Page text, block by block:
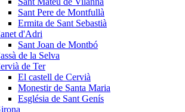
Sant Pere de Montfullà
Ermita de Sant Sebastià
d'Adri
Sant Joan de Montbó
de la Selva
de Ter
El castell de Cervià
Monestir de Santa Maria
Església de Sant Genís